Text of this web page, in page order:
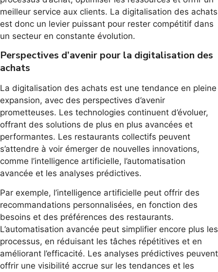
meilleur service aux clients. La digitalisation des achats
est donc un levier puissant pour rester compétitif dans
un secteur en constante évolution.
Perspectives d’avenir pour la digitalisation des
achats
La digitalisation des achats est une tendance en pleine
expansion, avec des perspectives d’avenir
prometteuses. Les technologies continuent d’évoluer,
offrant des solutions de plus en plus avancées et
performantes. Les restaurants collectifs peuvent
s’attendre à voir émerger de nouvelles innovations,
comme l’intelligence artificielle, l’automatisation
avancée et les analyses prédictives.
Par exemple, l’intelligence artificielle peut offrir des
recommandations personnalisées, en fonction des
besoins et des préférences des restaurants.
L’automatisation avancée peut simplifier encore plus les
processus, en réduisant les tâches répétitives et en
améliorant l’efficacité. Les analyses prédictives peuvent
offrir une visibilité accrue sur les tendances et les